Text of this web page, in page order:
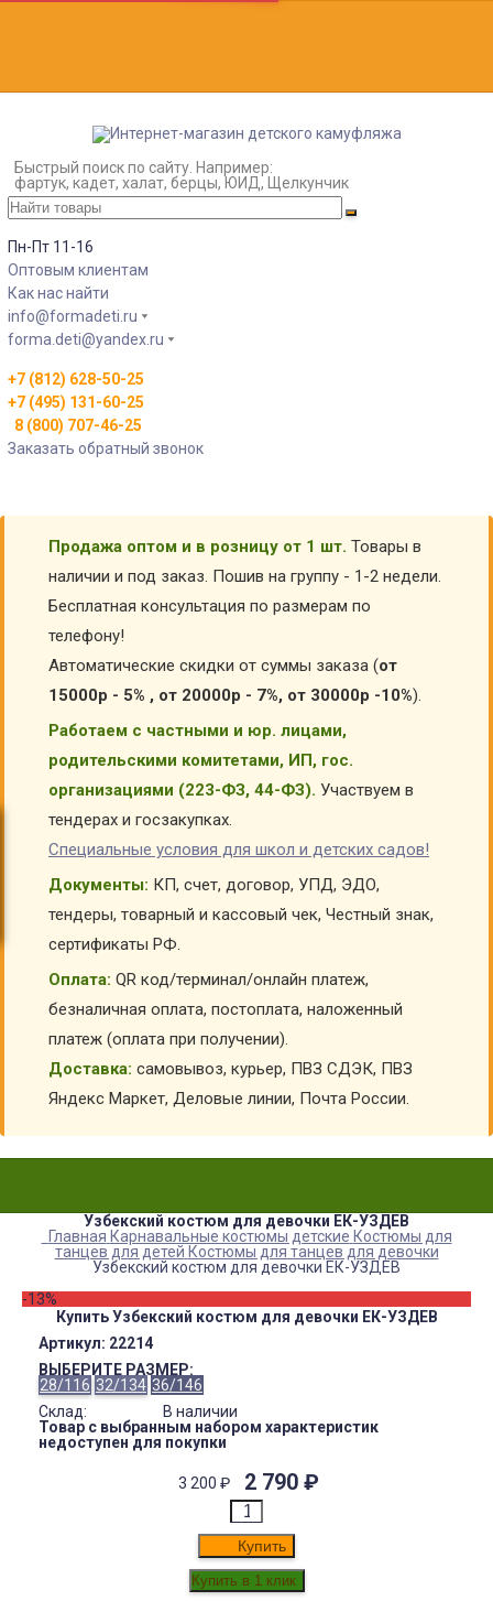
Быстрый поиск по сайту. Например:
фартук, кадет, халат, берцы, ЮИД, Щелкунчик
Пн-Пт 11-16
Оптовым клиентам
Как нас найти
info@formadeti.ru
forma.deti@yandex.ru
+7 (812) 628-50-25
+7 (495) 131-60-25
8 (800) 707-46-25
Заказать обратный звонок
Продажа оптом и в розницу от 1 шт. Товары в
наличии и под заказ. Пошив на группу - 1-2 недели.
Бесплатная консультация по размерам по
телефону!
Автоматические скидки от суммы заказа (от
15000р - 5% , от 20000р - 7%, от 30000р -10%).
Работаем с частными и юр. лицами,
родительскими комитетами, ИП, гос.
организациями (223-ФЗ, 44-ФЗ). Участвуем в
тендерах и госзакупках.
Специальные условия для школ и детских садов!
Документы: КП, счет, договор, УПД, ЭДО,
тендеры, товарный и кассовый чек, Честный знак,
сертификаты РФ.
Оплата: QR код/терминал/онлайн платеж,
безналичная оплата, постоплата, наложенный
платеж (оплата при получении).
Доставка: самовывоз, курьер, ПВЗ СДЭК, ПВЗ
Яндекс Маркет, Деловые линии, Почта России.
Узбекский костюм для девочки ЕК-УЗДЕВ
Главная Карнавальные костюмы детские Костюмы для
танцев для детей Костюмы для танцев для девочки
Узбекский костюм для девочки ЕК-УЗДЕВ
-13%
Купить Узбекский костюм для девочки ЕК-УЗДЕВ
Артикул: 22214
ВЫБЕРИТЕ РАЗМЕР:
28/116 32/134 36/146
Склад:
В наличии
Товар с выбранным набором характеристик
недоступен для покупки
3 200 ₽ 2 790 ₽
Купить